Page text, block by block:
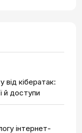
від кібератак:
й доступи
інтернет-